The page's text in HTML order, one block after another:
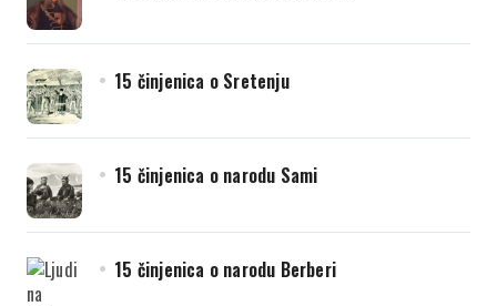
15 činjenica o Sretenju
15 činjenica o narodu Sami
15 činjenica o narodu Berberi